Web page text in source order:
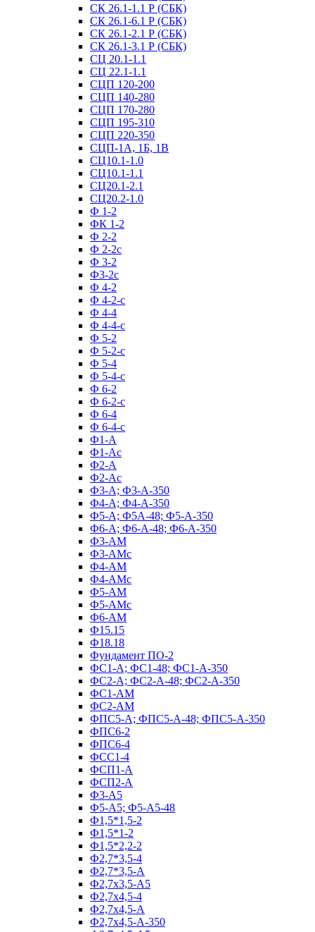
СК 26.1-1.1 Р (СБК)
СК 26.1-6.1 Р (СБК)
СК 26.1-2.1 Р (СБК)
СК 26.1-3.1 Р (СБК)
СЦ 20.1-1.1
СЦ 22.1-1.1
СЦП 120-200
СЦП 140-280
СЦП 170-280
СЦП 195-310
СЦП 220-350
СЦП-1А, 1Б, 1В
СЦ10.1-1.0
СЦ10.1-1.1
СЦ20.1-2.1
СЦ20.2-1.0
Ф 1-2
ФК 1-2
Ф 2-2
Ф 2-2с
Ф 3-2
Ф3-2с
Ф 4-2
Ф 4-2-с
Ф 4-4
Ф 4-4-с
Ф 5-2
Ф 5-2-с
Ф 5-4
Ф 5-4-с
Ф 6-2
Ф 6-2-с
Ф 6-4
Ф 6-4-с
Ф1-А
Ф1-Ас
Ф2-А
Ф2-Ас
Ф3-А; Ф3-А-350
Ф4-А; Ф4-А-350
Ф5-А; Ф5А-48; Ф5-А-350
Ф6-А; Ф6-А-48; Ф6-А-350
Ф3-АМ
Ф3-АМс
Ф4-АМ
Ф4-АМс
Ф5-АМ
Ф5-АМс
Ф6-АМ
Ф15.15
Ф18.18
Фундамент ПО‑2
ФС1-А; ФС1-48; ФС1-А-350
ФС2-А; ФС2-А-48; ФС2-А-350
ФС1-АМ
ФС2-АМ
ФПС5-А; ФПС5-А-48; ФПС5-А-350
ФПС6-2
ФПС6-4
ФСС1-4
ФСП1-А
ФСП2-А
Ф3-А5
Ф5-А5; Ф5-А5-48
Ф1,5*1,5-2
Ф1,5*1-2
Ф1,5*2,2-2
Ф2,7*3,5-4
Ф2,7*3,5-А
Ф2,7х3,5-А5
Ф2,7х4,5-4
Ф2,7х4,5-А
Ф2,7х4,5-А-350